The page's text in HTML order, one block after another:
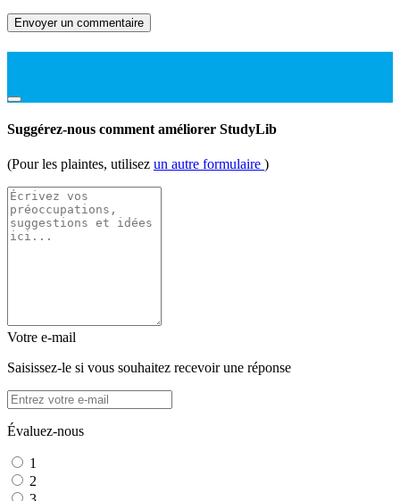
Envoyer un commentaire
Suggérez-nous comment améliorer StudyLib
(Pour les plaintes, utilisez un autre formulaire )
Votre e-mail
Saisissez-le si vous souhaitez recevoir une réponse
Évaluez-nous
1
2